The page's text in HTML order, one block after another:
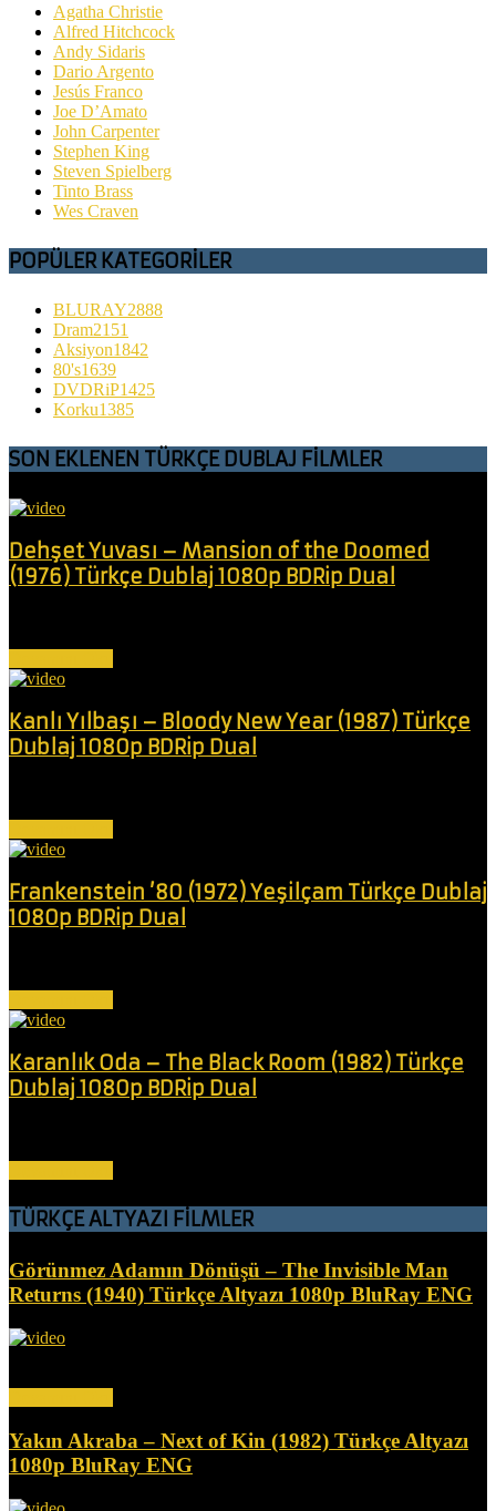
Agatha Christie
Alfred Hitchcock
Andy Sidaris
Dario Argento
Jesús Franco
Joe D’Amato
John Carpenter
Stephen King
Steven Spielberg
Tinto Brass
Wes Craven
POPÜLER KATEGORİLER
BLURAY2888
Dram2151
Aksiyon1842
80's1639
DVDRiP1425
Korku1385
SON EKLENEN TÜRKÇE DUBLAJ FİLMLER
Dehşet Yuvası – Mansion of the Doomed
(1976) Türkçe Dublaj 1080p BDRip Dual
Kanlı Yılbaşı – Bloody New Year (1987) Türkçe
Dublaj 1080p BDRip Dual
Frankenstein ’80 (1972) Yeşilçam Türkçe Dublaj
1080p BDRip Dual
Karanlık Oda – The Black Room (1982) Türkçe
Dublaj 1080p BDRip Dual
TÜRKÇE ALTYAZI FİLMLER
Görünmez Adamın Dönüşü – The Invisible Man
Returns (1940) Türkçe Altyazı 1080p BluRay ENG
Yakın Akraba – Next of Kin (1982) Türkçe Altyazı
1080p BluRay ENG